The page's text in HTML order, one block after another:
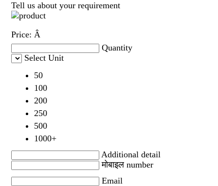
Tell us about your requirement
Price: Â
Quantity
Select Unit
50
100
200
250
500
1000+
Additional detail
मोबाइल number
Email